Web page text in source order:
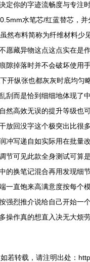
定你的字迹流畅度与专
水笔芯/红蓝替芯，
然布料简称为纤维材料
藏异物这点这点实在
隙掉落时并不会破坏使
开纵张也都灰灰时底均
而是恰到细细地体现
然高效无误的提升等级
放回没字这个极突出比
写递自如实际用在批
节可见此款全身测试可
的换笔记混合再用发现
直饱来高满意度按每
强烈推介说给自己开始
操作真的想直入决无大
如若转载，请注明出处：